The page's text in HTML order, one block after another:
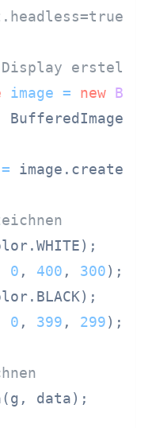
image = new
=
0 , 400 , 300);
0 , 399 , 299);
data);